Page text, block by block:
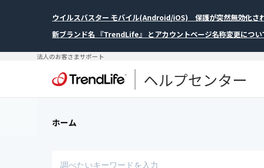
ウイルスバスター モバイル(Android/iOS) 保護が突然無効化さ
新ブランド名 『TrendLife』 とアカウントページ名称変更につい
法人のお客さまサポート
ヘルプセンター
ホーム